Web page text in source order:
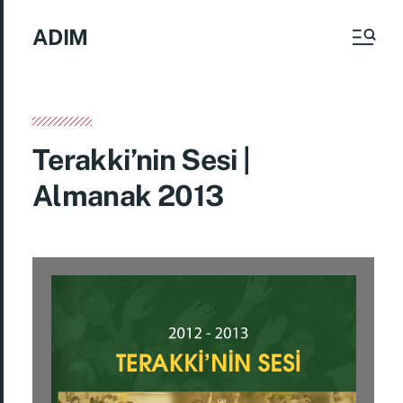
ADIM
Terakki’nin Sesi |
Almanak 2013